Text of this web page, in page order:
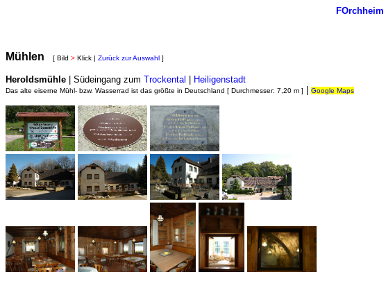
FOrchheim
Mühlen [ Bild > Klick | Zurück zur Auswahl ]
Heroldsmühle | Südeingang zum Trockental Heiligenstadt
Das alte eiserne Mühl- bzw. Wasserrad ist das größte in Deutschland [ Durchmesser: 7,20 m ] Google Maps